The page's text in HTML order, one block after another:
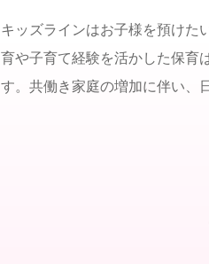
キッズラインはお子様を預けた
育や子育て経験を活かした保育
す。共働き家庭の増加に伴い、